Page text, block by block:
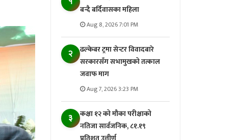
बन्दै बर्दिवासका महिला
Aug 8, 2026 7:01 PM
२
ढल्केबर ट्रमा सेन्टर विवादबारे
सरकारसँग सभामुखको तत्काल
जवाफ माग
Aug 7, 2026 3:23 PM
३
कक्षा १२ को मौका परीक्षाको
नतिजा सार्वजनिक, ८१.१९